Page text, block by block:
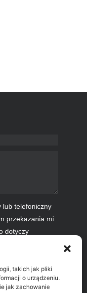
takich jak pliki
o urządzeniu.
jak zachowanie
lub telefoniczny
przekazania mi
dotyczy